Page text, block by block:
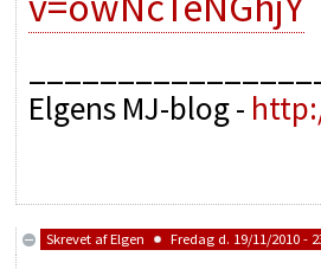
Elgens MJ-blog -
Skrevet afElgen Fredag d. 19/11/2010 -